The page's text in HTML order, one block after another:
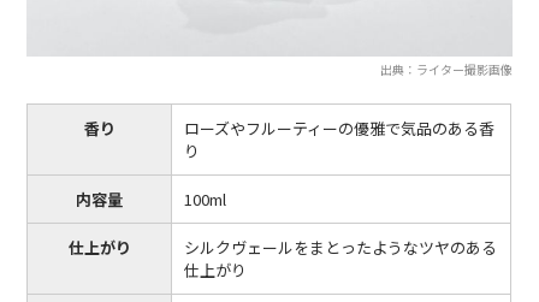
出典：ライター撮影画像
香り
ローズやフルーティーの優雅で気品のある香
り
内容量 100ml
仕上がり
シルクヴェールをまとったようなツヤのある
仕上がり